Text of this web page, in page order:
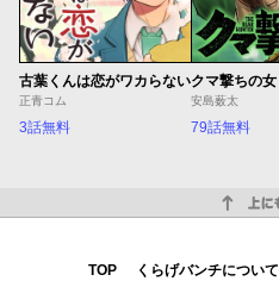
古葉くんは恋がワカらない
正青コム
3話無料
クマ撃ちの女
安島薮太
79話無料
TOP くらげバンチについて